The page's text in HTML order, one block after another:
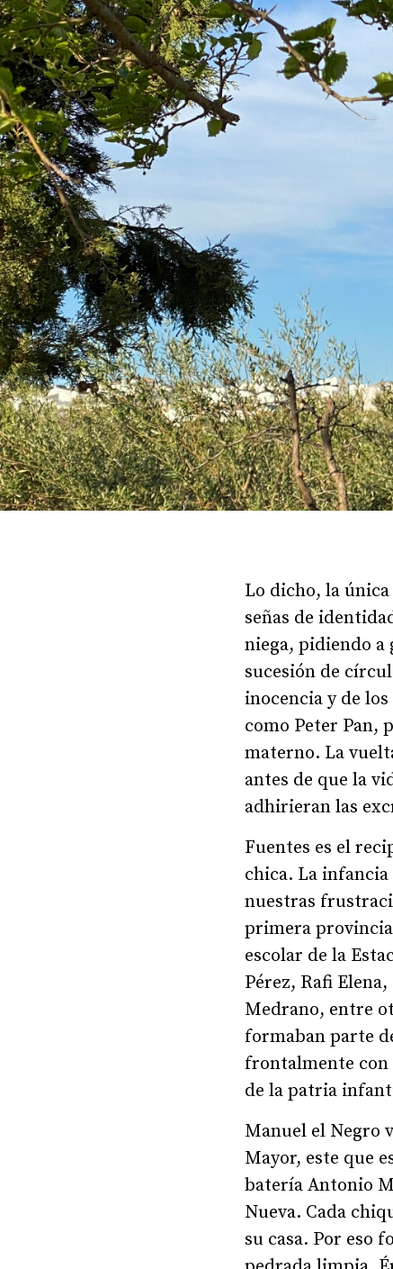
Lo dicho, la
señas de
niega, pidiendo a
sucesión de
inocencia y de
como Peter Pan,
materno. La
antes de que la
adhirieran las
Fuentes es el
chica. La
nuestras
primera
escolar de la
Pérez, Rafi
Medrano, entre
formaban parte
frontalmente con
de la patria
Manuel el Negro
Mayor, este que
batería Antonio
Nueva. Cada
su casa. Por eso